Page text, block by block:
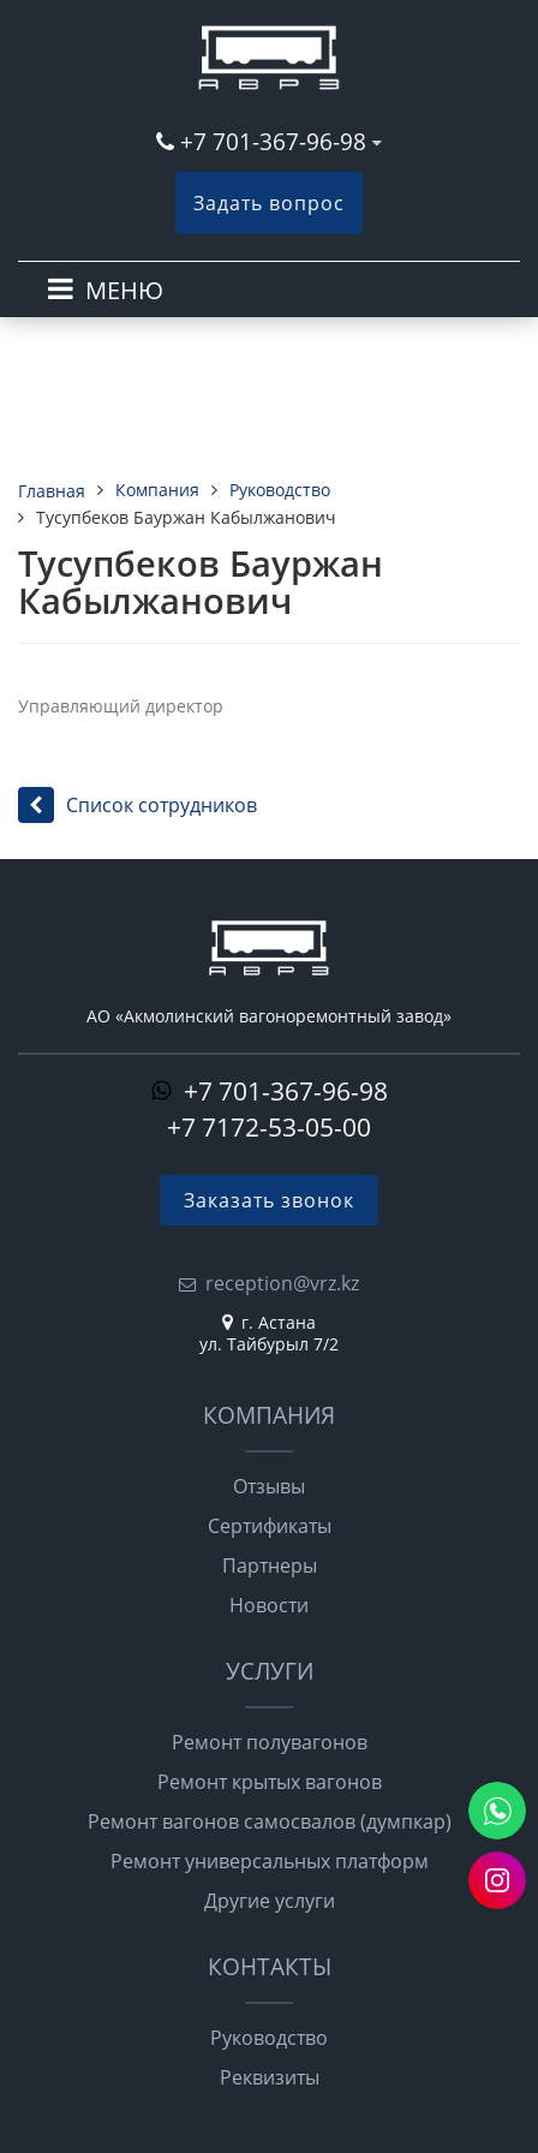
+7 701-367-96-98
Задать вопрос
МЕНЮ
Главная Компания
Руководство
Тусупбеков Бауржан Кабылжанович
Тусупбеков Бауржан
Кабылжанович
Управляющий директор
Список сотрудников
АО «Акмолинский вагоноремонтный завод»
+7 701-367-96-98
+7 7172-53-05-00
Заказать звонок
reception@vrz.kz
г. Астана
ул. Тайбурыл 7/2
КОМПАНИЯ
Отзывы
Сертификаты
Партнеры
Новости
УСЛУГИ
Ремонт полувагонов
Ремонт крытых вагонов
Ремонт вагонов самосвалов (думпкар)
Ремонт универсальных платформ
Другие услуги
КОНТАКТЫ
Руководство
Реквизиты